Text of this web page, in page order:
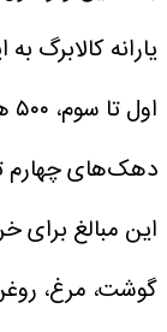
یارانه
گوشت، مرغ،